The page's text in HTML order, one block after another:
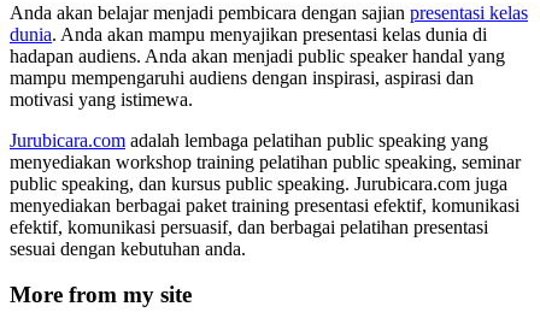
Anda akan belajar menjadi pembicara dengan sajian presentasi kelas
dunia. Anda akan mampu menyajikan presentasi kelas dunia di
hadapan audiens. Anda akan menjadi public speaker handal yang
mampu mempengaruhi audiens dengan inspirasi, aspirasi dan
motivasi yang istimewa.
Jurubicara.com adalah lembaga pelatihan public speaking yang
menyediakan workshop training pelatihan public speaking, seminar
public speaking, dan kursus public speaking. Jurubicara.com juga
menyediakan berbagai paket training presentasi efektif, komunikasi
efektif, komunikasi persuasif, dan berbagai pelatihan presentasi
sesuai dengan kebutuhan anda.
More from my site